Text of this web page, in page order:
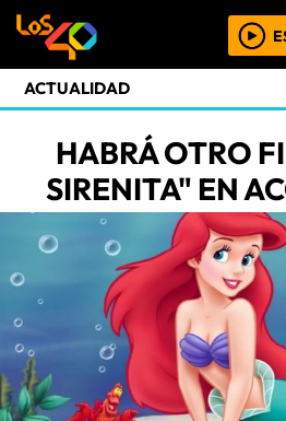
ACTUALIDAD
HABRÁ OTRO
SIRENITA" EN